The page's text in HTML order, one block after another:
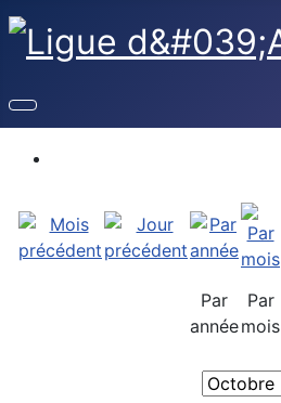
Par
année
Par
mois